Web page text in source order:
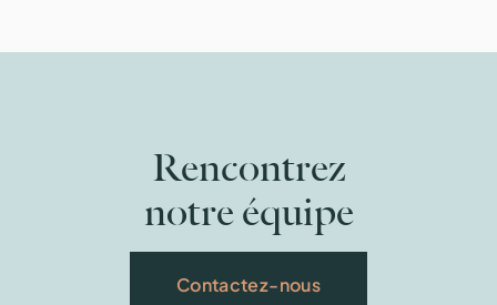
Rencontrez
notre équipe
Contactez-nous